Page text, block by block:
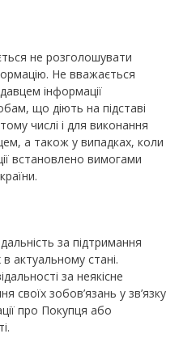
не розголошувати
Не вважається
інформації
що діють на підставі
числі і для виконання
а також у випадках, коли
встановлено вимогами
за підтримання
актуальному стані.
за неякісне
своїх зобов’язань у зв’язку
про Покупця або